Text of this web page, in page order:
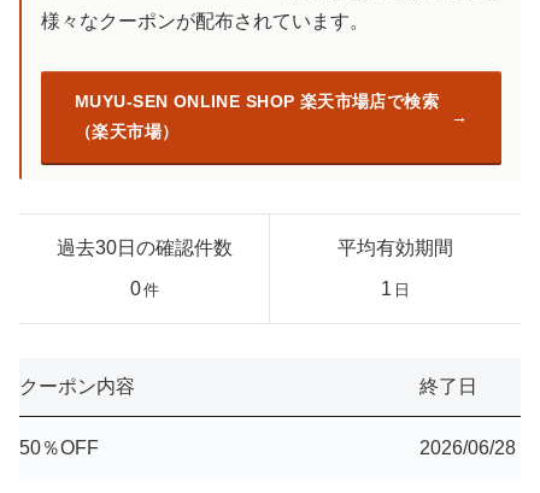
様々なクーポンが配布されています。
MUYU-SEN ONLINE SHOP 楽天市場店で検索
（楽天市場）
過去30日の確認件数
0件
平均有効期間
1 日
クーポン内容 終了日
50％OFF 2026/06/28